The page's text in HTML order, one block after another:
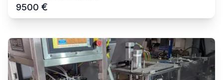
9500 €